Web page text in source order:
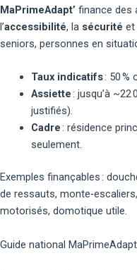
MaPrimeAdapt’ finance des
l’accessibilité, la sécurité et
seniors, personnes en
Taux indicatifs: 50 %
Assiette: jusqu’à ~22
justifiés).
Cadre: résidence
seulement.
Exemples finançables :
de ressauts, monte‑escaliers,
motorisés, domotique utile.
Guide national